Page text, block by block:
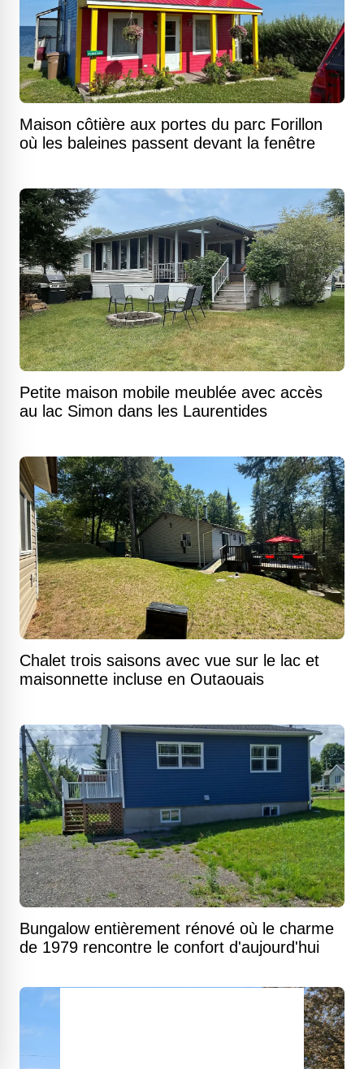
Maison côtière aux portes du parc Forillon
où les baleines passent devant la fenêtre
Petite maison mobile meublée avec accès
au lac Simon dans les Laurentides
Chalet trois saisons avec vue sur le lac et
maisonnette incluse en Outaouais
Bungalow entièrement rénové où le charme
de 1979 rencontre le confort d'aujourd'hui